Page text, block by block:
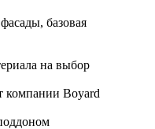
базовая
на выбор
компании Boyard